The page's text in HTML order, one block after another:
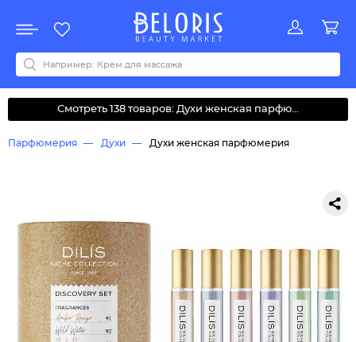
Акции
Все бренды
0-9ABCDEFGHIJKLMNOPQRSTUVWYZАБВДЗИМОКЛНПРСТУФ
Смотреть 138 товаров: Духи женская парфю...
Парфюмерия Духи Духи женская парфюмерия